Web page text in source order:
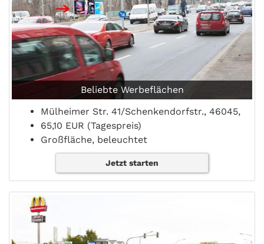
Beliebte Werbeflächen
Mülheimer Str. 41/Schenkendorfstr., 46045,
65,10 EUR (Tagespreis)
Großfläche, beleuchtet
Jetzt starten